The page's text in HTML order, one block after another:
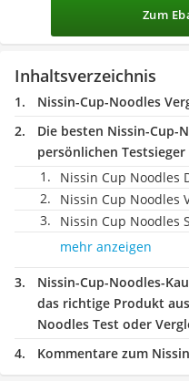
Zum
Inhaltsverzeichnis
Nissin-Cup-Noodles
Die besten Nissin-Cup-
persönlichen
Nissin Cup Noodles
Nissin Cup Noodles
Nissin Cup Noodles
mehr anzeigen
Nissin-Cup-Noodles-
das richtige Produkt
Noodles Test oder
Kommentare zum